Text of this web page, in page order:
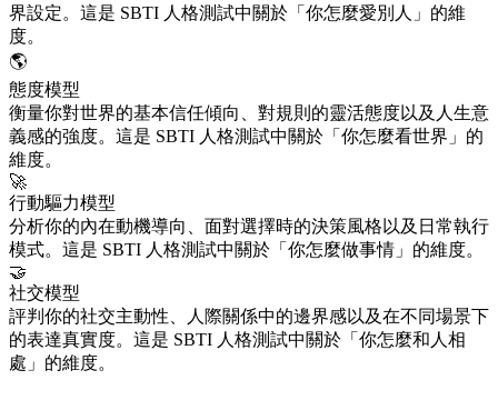
界設定。這是 SBTI 人格測試中關於「你怎麼愛別人」的維
度。
🌎
態度模型
衡量你對世界的基本信任傾向、對規則的靈活態度以及人生意
義感的強度。這是 SBTI 人格測試中關於「你怎麼看世界」的
維度。
🚀
行動驅力模型
分析你的內在動機導向、面對選擇時的決策風格以及日常執行
模式。這是 SBTI 人格測試中關於「你怎麼做事情」的維度。
🤝
社交模型
評判你的社交主動性、人際關係中的邊界感以及在不同場景下
的表達真實度。這是 SBTI 人格測試中關於「你怎麼和人相
處」的維度。